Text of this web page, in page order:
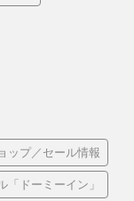
ップ／セール情報
「ドーミーイン」